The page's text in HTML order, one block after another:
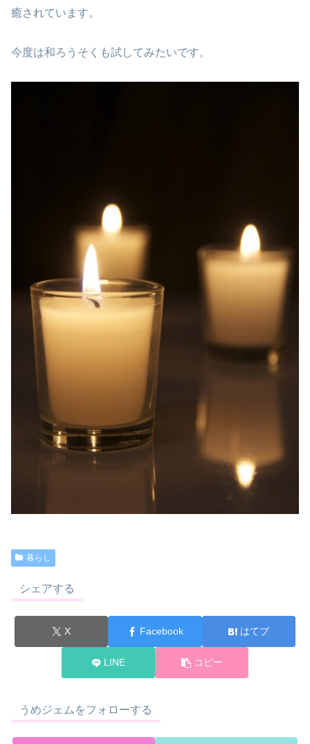
癒されています。
今度は和ろうそくも試してみたいです。
暮らし
シェアする
X Facebook はてブ
LINE コピー
うめジェムをフォローする